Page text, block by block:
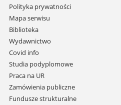
Pomiń
nawigację
i
przejdź
do
treści
Polityka prywatności
Mapa serwisu
Biblioteka
Wydawnictwo
Covid info
Studia podyplomowe
Praca na UR
Zamówienia publiczne
Fundusze strukturalne